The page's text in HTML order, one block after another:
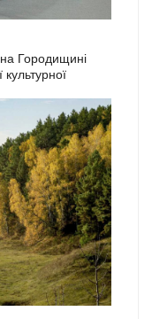
Городищині